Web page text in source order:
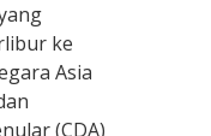
ke
Asia
(CDA)